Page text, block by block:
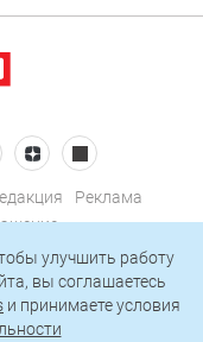
Реклама
улучшить работу
вы соглашаетесь
и принимаете условия